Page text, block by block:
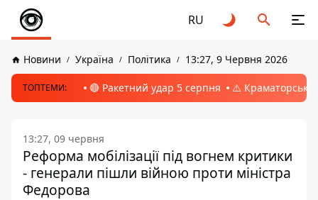
RU
Новини Україна Політика 13:27, 9 Червня 2026
ТОПТЕМИ: 🔴 Ракетний удар 5 серпня ⚠️ Краматорськ,
13:27, 09 червня
Реформа мобілізації під вогнем критики
- генерали пішли війною проти міністра
Федорова